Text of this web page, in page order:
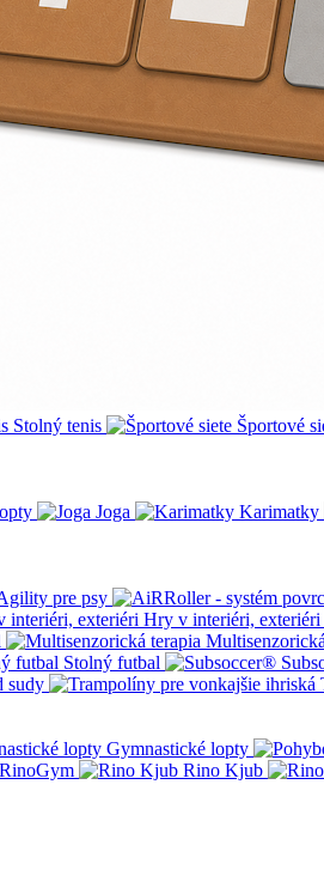
Stolný tenis Športové
Joga Karimatky
pre psy
Hry v interiéri, exteriéri
Stolný futbal
sudy
Gymnastické lopty
Rino Kjub